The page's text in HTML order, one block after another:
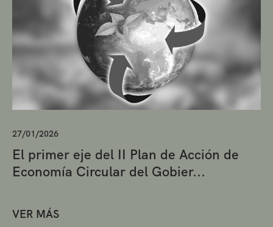
27/01/2026
El primer eje del II Plan de Acción de
Economía Circular del Gobier...
VER MÁS